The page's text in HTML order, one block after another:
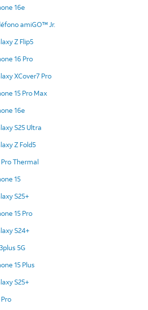
16e
amiGO™ Jr.
Z Flip5
16 Pro
XCover7 Pro
15 Pro Max
16e
S25 Ultra
Z Fold5
Pro Thermal
15
S25+
15 Pro
S24+
5G
15 Plus
S25+